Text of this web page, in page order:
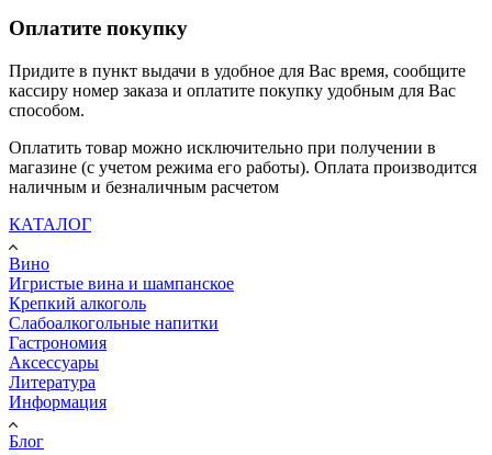
Оплатите покупку
Придите в пункт выдачи в удобное для Вас время, сообщите
кассиру номер заказа и оплатите покупку удобным для Вас
способом.
Оплатить товар можно исключительно при получении в
магазине (с учетом режима его работы). Оплата производится
наличным и безналичным расчетом
КАТАЛОГ
Вино
Игристые вина и шампанское
Крепкий алкоголь
Слабоалкогольные напитки
Гастрономия
Аксессуары
Литература
Информация
Блог